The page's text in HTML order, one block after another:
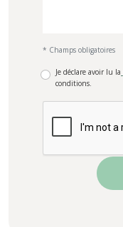
* Champs obligatoires
Je déclare avoir lu la
conditions.